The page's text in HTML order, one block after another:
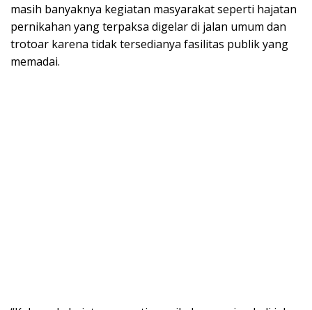
masih banyaknya kegiatan masyarakat seperti hajatan
pernikahan yang terpaksa digelar di jalan umum dan
trotoar karena tidak tersedianya fasilitas publik yang
memadai.